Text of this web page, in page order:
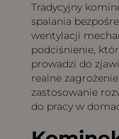
Tradycyjny
spalania
wentylacji
podciśnienie,
prowadzi do
realne
zastosowanie
do pracy w